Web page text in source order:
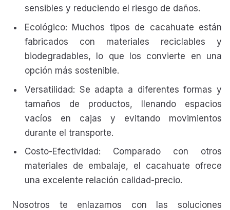
sensibles y reduciendo el riesgo de daños.
Ecológico: Muchos tipos de cacahuate están
fabricados con materiales reciclables y
biodegradables, lo que los convierte en una
opción más sostenible.
Versatilidad: Se adapta a diferentes formas y
tamaños de productos, llenando espacios
vacíos en cajas y evitando movimientos
durante el transporte.
Costo-Efectividad: Comparado con otros
materiales de embalaje, el cacahuate ofrece
una excelente relación calidad-precio.
Nosotros te enlazamos con las soluciones